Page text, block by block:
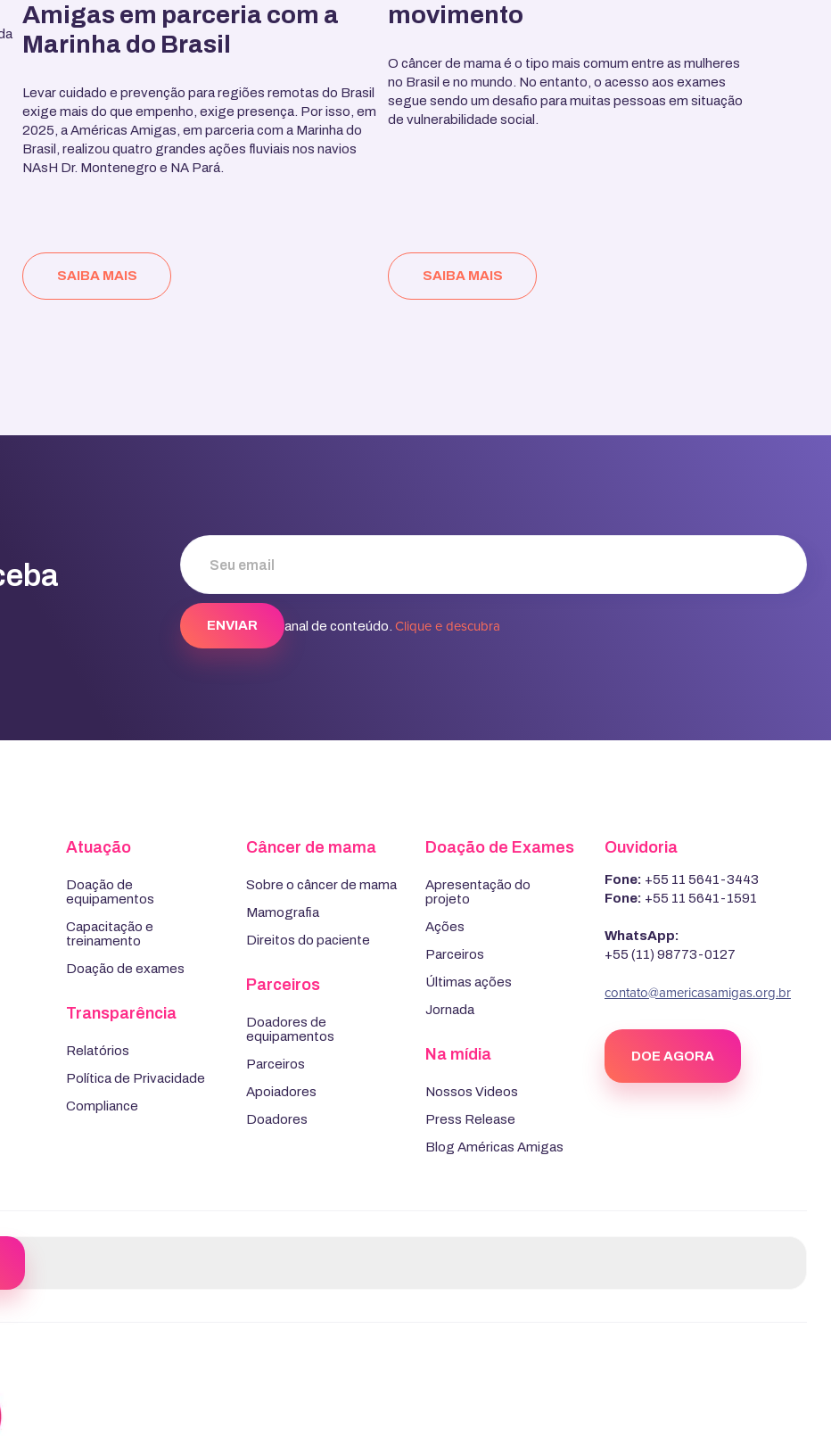
Amigas em parceria com a
Marinha do Brasil
Levar cuidado e prevenção para regiões remotas do Brasil
exige mais do que empenho, exige presença. Por isso, em
2025, a Américas Amigas, em parceria com a Marinha do
Brasil, realizou quatro grandes ações fluviais nos navios
NAsH Dr. Montenegro e NA Pará.
SAIBA MAIS
movimento
O câncer de mama é o tipo mais comum entre as mulheres
no Brasil e no mundo. No entanto, o acesso aos exames
segue sendo um desafio para muitas pessoas em situação
de vulnerabilidade social.
SAIBA MAIS
Conheça nosso canal de conteúdo.Clique e descubra
Atuação
Doação de
equipamentos
Capacitação e
treinamento
Doação de exames
Transparência
Relatórios
Política de Privacidade
Compliance
Câncer de mama
Sobre o câncer de mama
Mamografia
Direitos do paciente
Parceiros
Doadores de
equipamentos
Parceiros
Apoiadores
Doadores
Doação de Exames
Apresentação do
projeto
Ações
Parceiros
Últimas ações
Jornada
Na mídia
Nossos Videos
Press Release
Blog Américas Amigas
Ouvidoria
Fone: +55 11 5641-3443
Fone: +55 11 5641-1591
WhatsApp:
+55 (11) 98773-0127
contato@americasamigas.org.br
DOE AGORA